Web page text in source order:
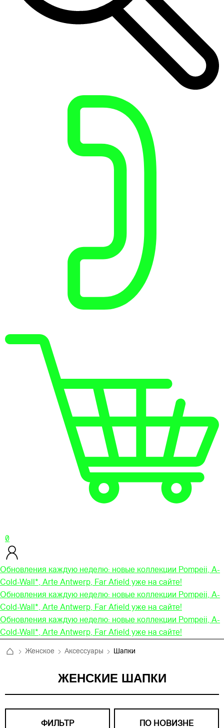
0
Обновления каждую неделю: новые коллекции Pompeii, A-
Cold-Wall*, Arte Antwerp, Far Afield уже на сайте!
Обновления каждую неделю: новые коллекции Pompeii, A-
Cold-Wall*, Arte Antwerp, Far Afield уже на сайте!
Обновления каждую неделю: новые коллекции Pompeii, A-
Cold-Wall*, Arte Antwerp, Far Afield уже на сайте!
Женское Аксессуары Шапки
ЖЕНСКИЕ ШАПКИ
ФИЛЬТР ПО НОВИЗНЕ